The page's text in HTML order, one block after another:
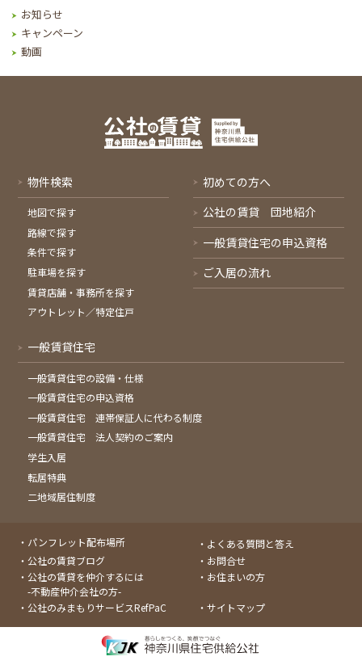
お知らせ
キャンペーン
動画
物件検索
地図で探す
路線で探す
条件で探す
駐車場を探す
賃貸店舗・事務所を探す
アウトレット／特定住戸
初めての方へ
公社の賃貸 団地紹介
一般賃貸住宅の申込資格
ご入居の流れ
一般賃貸住宅
一般賃貸住宅の設備・仕様
一般賃貸住宅の申込資格
一般賃貸住宅 連帯保証人に代わる制度
一般賃貸住宅 法人契約のご案内
学生入居
転居特典
二地域居住制度
パンフレット配布場所
よくある質問と答え
公社の賃貸ブログ
お問合せ
公社の賃貸を仲介するには
-不動産仲介会社の方-
お住まいの方
公社のみまもりサービスRefPaC サイトマップ